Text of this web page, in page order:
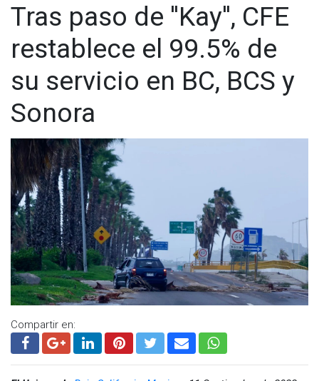
Tras paso de ''Kay'', CFE
restablece el 99.5% de
su servicio en BC, BCS y
Sonora
Compartir en: